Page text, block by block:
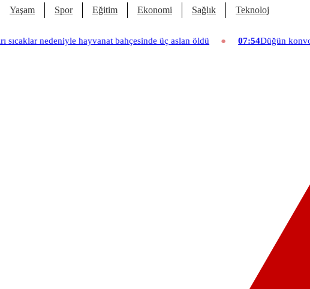
Yaşam Spor Eğitim Ekonomi Sağlık Teknoloji
bahçesinde üç aslan öldü 07:54Düğün konvoyuna ağır fatura: 540